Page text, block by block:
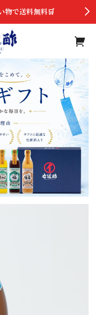
物で送料無料🛒